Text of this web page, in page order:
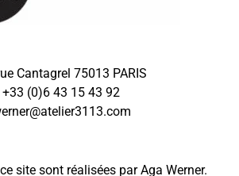
Cantagrel 75013 PARIS
+33 (0)6 43 15 43 92
site sont réalisées par Aga Werner.